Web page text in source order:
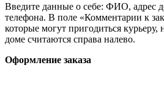
Введите данные о себе: ФИО, адрес
телефона. В поле «Комментарии к
которые могут пригодиться
доме считаются справа налево.
Оформление заказа